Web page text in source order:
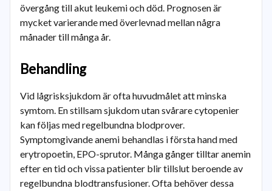
övergång till akut leukemi och död. Prognosen är
mycket varierande med överlevnad mellan några
månader till många år.
Behandling
Vid lågrisksjukdom är ofta huvudmålet att minska
symtom. En stillsam sjukdom utan svårare cytopenier
kan följas med regelbundna blodprover.
Symptomgivande anemi behandlas i första hand med
erytropoetin, EPO-sprutor. Många gånger tilltar anemin
efter en tid och vissa patienter blir tillslut beroende av
regelbundna blodtransfusioner. Ofta behöver dessa